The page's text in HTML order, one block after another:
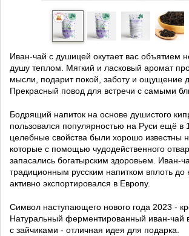
Иван-чай с душицей окутает вас объятием
душу теплом. Мягкий и ласковый аромат
мысли, подарит покой, заботу и ощущение
Прекрасный повод для встречи с самыми
Бодрящий напиток на основе душистого
пользовался популярностью на Руси ещё в
целебные свойства были хорошо известны
которые с помощью чудодейственного
запасались богатырским здоровьем. Иван-
традиционным русским напитком вплоть до
активно экспортировался в Европу.
Символ наступающего нового года 2023 -
Натуральный ферментированный иван-чай
с зайчиками - отличная идея для подарка.